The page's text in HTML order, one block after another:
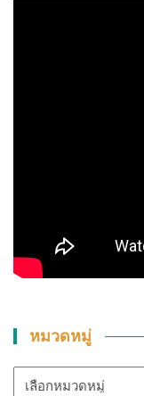
หมวดหมู่